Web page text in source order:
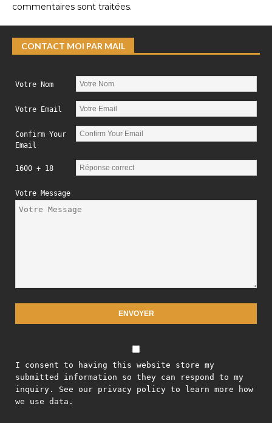
commentaires sont traitées.
CONTACT MOI PAR MAIL
Votre Nom
Votre Email
Confirm Your
Email
1600 + 18
Votre Message
I consent to having this website store my
submitted information so they can respond to my
inquiry. See our privacy policy to learn more how
we use data.